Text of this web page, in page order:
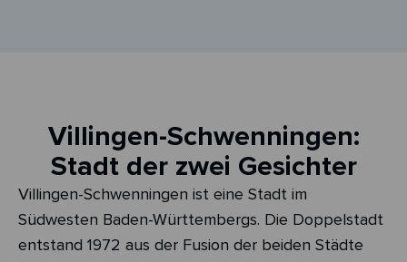
Villingen-Schwenningen:
Stadt der zwei Gesichter
Villingen-Schwenningen ist eine Stadt im
Südwesten Baden-Württembergs. Die Doppelstadt
entstand 1972 aus der Fusion der beiden Städte